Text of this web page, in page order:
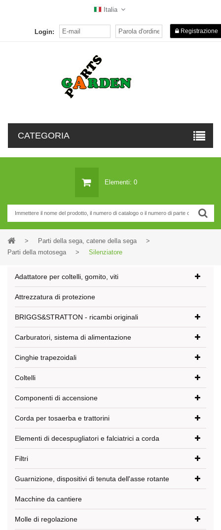
Italia
Login: Registrazione
CATEGORIA
Elementi: 0
> Parti della sega, catene della sega
>
Parti della motosega
> Silenziatore
Adattatore per coltelli, gomito, viti
Attrezzatura di protezione
BRIGGS&STRATTON - ricambi originali
Carburatori, sistema di alimentazione
Cinghie trapezoidali
Coltelli
Componenti di accensione
Corda per tosaerba e trattorini
Elementi di decespugliatori e falciatrici a corda
Filtri
Guarnizione, dispositivi di tenuta dell'asse rotante
Macchine da cantiere
Molle di regolazione